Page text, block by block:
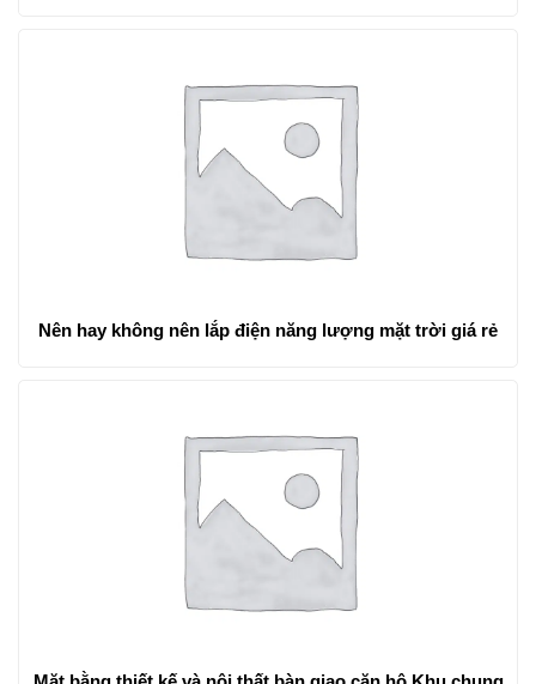
Nên hay không nên lắp điện năng lượng mặt trời giá rẻ